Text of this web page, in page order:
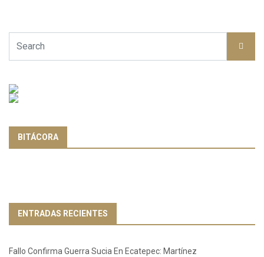
BITÁCORA
ENTRADAS RECIENTES
Fallo Confirma Guerra Sucia En Ecatepec: Martínez